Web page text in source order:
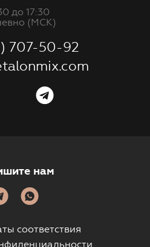
до 17:30
(МСК)
707-50-92
нам
соответствия